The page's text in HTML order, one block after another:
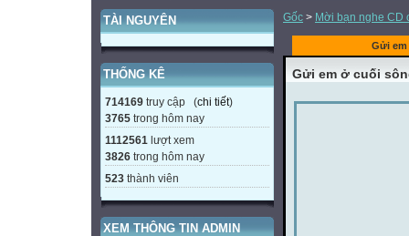
TÀI NGUYÊN
THỐNG KÊ
714169 truy cập (chi tiết)
3765 trong hôm nay
1112561 lượt xem
3826 trong hôm nay
523 thành viên
XEM THÔNG TIN ADMIN
Gốc > Mời bạn nghe CD
Gửi
Gửi em ở cuối